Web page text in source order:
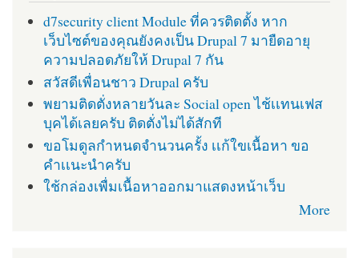
d7security client Module ที่ควรติดตั้ง หาก
เว็บไซต์ของคุณยังคงเป็น Drupal 7 มายืดอายุ
ความปลอดภัยให้ Drupal 7 กัน
สวัสดีเพื่อนชาว Drupal ครับ
พยามติดตั่งหลายวันละ Social open ไช้เเทนเฟส
บุคได้เลยครับ ติดตั่งไม่ได้สักที
ขอโมดูลกำหนดจำนวนครั้ง เเก้ใขเนื้อหา ขอ
คำเเนะนำครับ
ใช้กล่องเพื่มเนื้อหาออกมาแสดงหน้าเว็บ
More